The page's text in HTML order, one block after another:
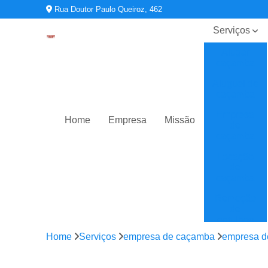
Rua Doutor Paulo Queiroz, 462
Home Empresa Missão
Serviços
entulhos
Home Serviços empresa de caçamba empresa